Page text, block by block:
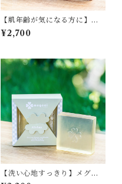
【肌年齢が気になる方に】メ
グシーローズ【石鹸、石け
ん、せっけん】
¥2,700
【洗い心地すっきり】メグシ
ー阿里山茶【石鹸、石けん、